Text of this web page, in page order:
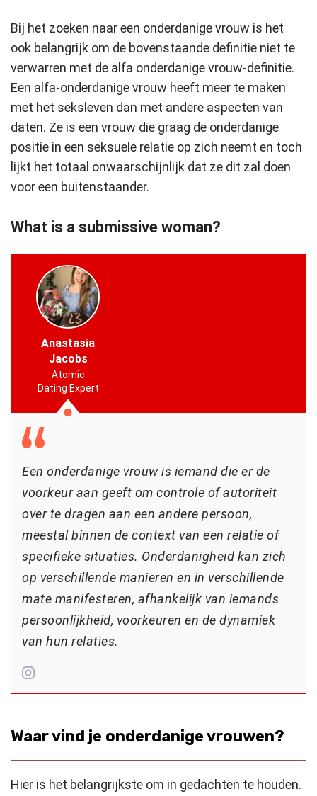
Bij het zoeken naar een onderdanige vrouw is het
ook belangrijk om de bovenstaande definitie niet te
verwarren met de alfa onderdanige vrouw-definitie.
Een alfa-onderdanige vrouw heeft meer te maken
met het seksleven dan met andere aspecten van
daten. Ze is een vrouw die graag de onderdanige
positie in een seksuele relatie op zich neemt en toch
lijkt het totaal onwaarschijnlijk dat ze dit zal doen
voor een buitenstaander.
What is a submissive woman?
Anastasia
Jacobs
Atomic
Dating Expert
Een onderdanige vrouw is iemand die er de
voorkeur aan geeft om controle of autoriteit
over te dragen aan een andere persoon,
meestal binnen de context van een relatie of
specifieke situaties. Onderdanigheid kan zich
op verschillende manieren en in verschillende
mate manifesteren, afhankelijk van iemands
persoonlijkheid, voorkeuren en de dynamiek
van hun relaties.
Waar vind je onderdanige vrouwen?
Hier is het belangrijkste om in gedachten te houden.